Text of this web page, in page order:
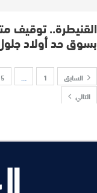
القنيطرة.. توقيف
بسوق حد أولاد
السابق 1
…
التالي